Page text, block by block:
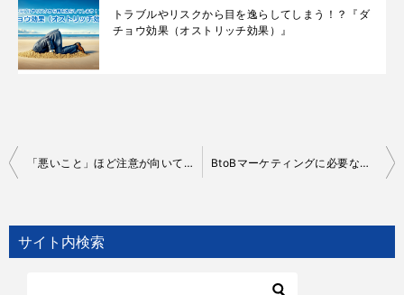
トラブルやリスクから目を逸らしてしまう！？『ダ
チョウ効果（オストリッチ効果）』
投
ビ
「悪いこと」ほど注意が向いてしまう！？『ネガティビティバイアス』 BtoBマーケティングに必要な情報をご紹介112！
サイト内検索